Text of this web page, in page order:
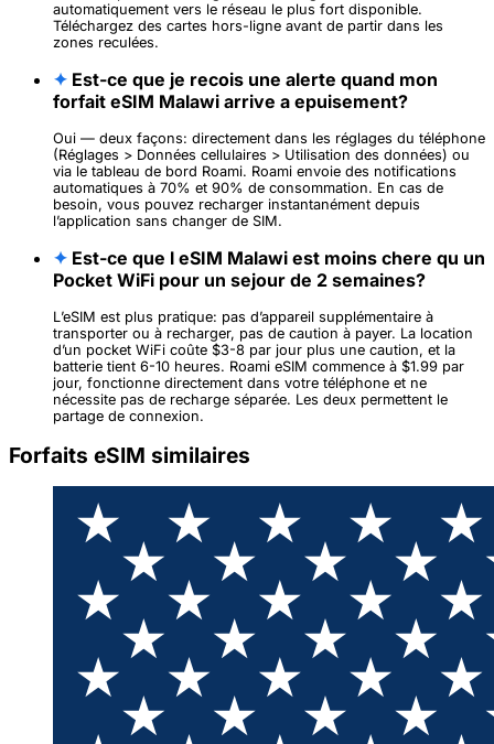
automatiquement vers le réseau le plus fort disponible.
Téléchargez des cartes hors-ligne avant de partir dans les
zones reculées.
✦ Est-ce que je recois une alerte quand mon
forfait eSIM Malawi arrive a epuisement?
Oui — deux façons: directement dans les réglages du téléphone
(Réglages > Données cellulaires > Utilisation des données) ou
via le tableau de bord Roami. Roami envoie des notifications
automatiques à 70% et 90% de consommation. En cas de
besoin, vous pouvez recharger instantanément depuis
l’application sans changer de SIM.
✦ Est-ce que l eSIM Malawi est moins chere qu un
Pocket WiFi pour un sejour de 2 semaines?
L’eSIM est plus pratique: pas d’appareil supplémentaire à
transporter ou à recharger, pas de caution à payer. La location
d’un pocket WiFi coûte $3-8 par jour plus une caution, et la
batterie tient 6-10 heures. Roami eSIM commence à $1.99 par
jour, fonctionne directement dans votre téléphone et ne
nécessite pas de recharge séparée. Les deux permettent le
partage de connexion.
Forfaits eSIM similaires